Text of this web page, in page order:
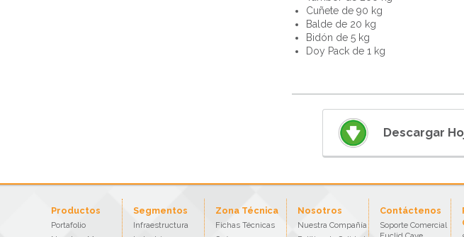
Cuñete de 90 kg
Balde de 20 kg
Bidón de 5 kg
Doy Pack de 1 kg
Descargar
Productos
Portafolio
Segmentos
Infraestructura
Zona Técnica
Fichas Técnicas
Nosotros
Nuestra Compañía
Contáctenos
Soporte Comercial